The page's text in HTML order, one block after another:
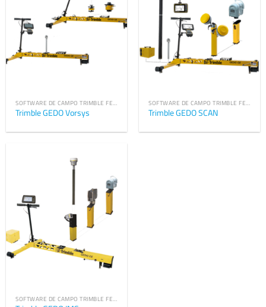
SOFTWARE DE CAMPO TRIMBLE FERROVIARIO
Trimble GEDO Vorsys
SOFTWARE DE CAMPO TRIMBLE FERROVIARIO
Trimble GEDO SCAN
SOFTWARE DE CAMPO TRIMBLE FERROVIARIO